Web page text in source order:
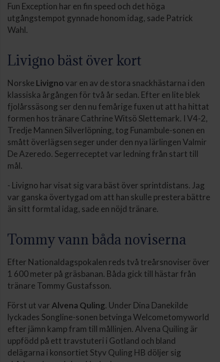
Fun Exception har en fin speed och det höga
utgångstempot gynnade honom idag, sade Patrick
Wahl.
Livigno bäst över kort
Norske Livignovar en av de stora snackhästarna i den
klassiska årgången för två år sedan. Efter en lite blek
fjolårssäsong ser den nu femårige fuxen ut att ha hittat
formen hos tränare Cathrine Witsö Slettemark. I V4-2,
Tredje Mannen Silverlöpning, tog Funambule-sonen en
smått överlägsen seger under den nya lärlingen Valmir
De Azeredo. Segerreceptet var ledning från start till
mål.
- Livigno har visat sig vara bäst över sprintdistans. Jag
var ganska övertygad om att han skulle prestera bättre
än sitt formtal idag, sade en nöjd tränare.
Tommy vann båda noviserna
Efter Nationaldagspokalen reds två treårsnoviser över
1 600 meter på gräsbanan. Båda gick till hästar från
tränare Tommy Gustafsson.
Först ut var Alvena Quling. Under Dina Danekilde
lyckades Songline-sonen betvinga Welcometomyworld
efter jämn kamp fram till mållinjen. Alvena Quiling är
uppfödd på ett travstuteri i Gotland och bland
delägarna i konsortiet Styv Quling HB döljer sig